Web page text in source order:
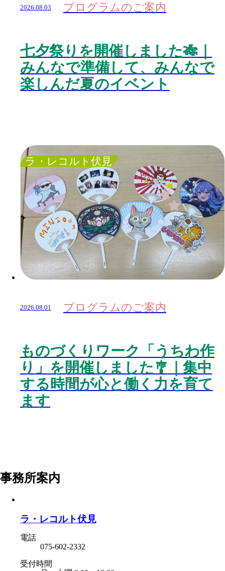
2026.08.03 プログラムのご案内
七夕祭りを開催しました🎋｜
みんなで準備して、みんなで
楽しんだ夏のイベント
ラ・レコルト伏見
2026.08.01 プログラムのご案内
ものづくりワーク「うちわ作
り」を開催しました🎐｜集中
する時間が心と働く力を育て
ます
事務所案内
ラ・レコルト伏見
電話
075-602-2332
受付時間